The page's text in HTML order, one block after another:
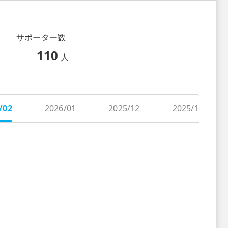
サポーター数
110 人
02 2026/01 2025/12 2025/11